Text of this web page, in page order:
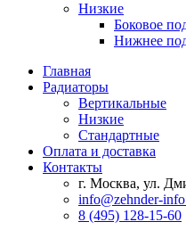
Низкие
Боковое
Нижнее
Главная
Радиаторы
Вертикальные
Низкие
Стандартные
Оплата и доставка
Контакты
г. Москва, ул.
info@zehnder-
8 (495) 128-15-60